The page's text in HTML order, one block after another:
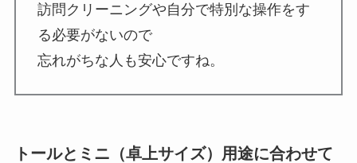
訪問クリーニングや自分で特別な操作をす
る必要がないので
忘れがちな人も安心ですね。
トールとミニ（卓上サイズ）用途に合わせて